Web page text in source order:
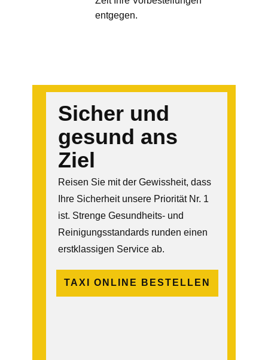
entgegen.
Sicher und
gesund ans
Ziel
Reisen Sie mit der Gewissheit, dass
Ihre Sicherheit unsere Priorität Nr. 1
ist. Strenge Gesundheits- und
Reinigungsstandards runden einen
erstklassigen Service ab.
TAXI ONLINE BESTELLEN